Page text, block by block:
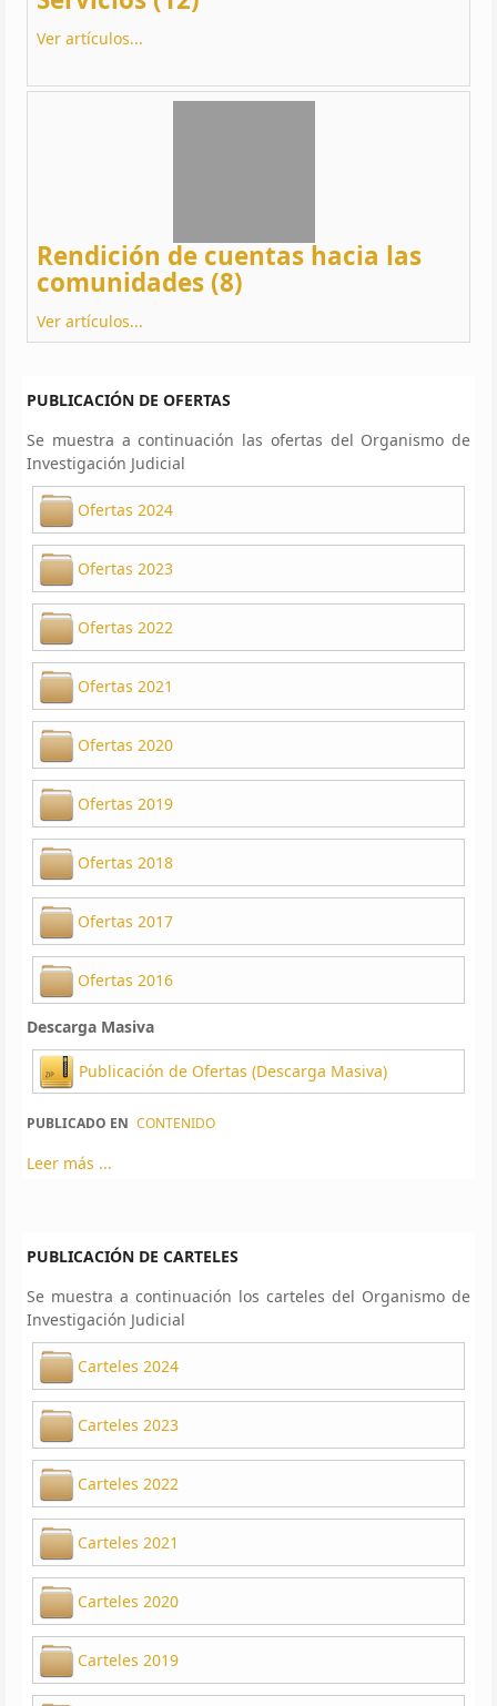
Ver artículos...
Rendición de cuentas hacia las
comunidades (8)
Ver artículos...
PUBLICACIÓN DE OFERTAS
Se muestra a continuación las ofertas del Organismo de
Investigación Judicial
Ofertas 2024
Ofertas 2023
Ofertas 2022
Ofertas 2021
Ofertas 2020
Ofertas 2019
Ofertas 2018
Ofertas 2017
Ofertas 2016
Descarga Masiva
Publicación de Ofertas (Descarga Masiva)
PUBLICADO EN CONTENIDO
Leer más ...
PUBLICACIÓN DE CARTELES
Se muestra a continuación los carteles del Organismo de
Investigación Judicial
Carteles 2024
Carteles 2023
Carteles 2022
Carteles 2021
Carteles 2020
Carteles 2019